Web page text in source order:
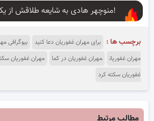
منوچهر هادی به شایعه طلاقش از یکتا ناصر پاسخ داد!
برچسب ها : برای مهران غفوریان دعا کنید بیوگرافی
مهران غفوریان
مهران غفوریان در کما مهران غفوریان
غفوریان سکته کرد